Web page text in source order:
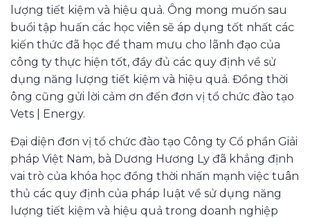
lượng tiết kiệm và hiệu quả. Ông mong muốn sau
buổi tập huấn các học viên sẽ áp dụng tốt nhất các
kiến thức đã học để tham mưu cho lãnh đạo của
công ty thực hiện tốt, đầy đủ các quy định về sử
dụng năng lượng tiết kiệm và hiệu quả. Đồng thời
ông cũng gửi lời cảm ơn đến đơn vị tổ chức đào tạo
Vets | Energy.
Đại diện đơn vị tổ chức đào tạo Công ty Cổ phần Giải
pháp Việt Nam, bà Dương Hương Ly đã khẳng định
vai trò của khóa học đồng thời nhấn mạnh việc tuân
thủ các quy định của pháp luật về sử dụng năng
lượng tiết kiệm và hiệu quả trong doanh nghiệp